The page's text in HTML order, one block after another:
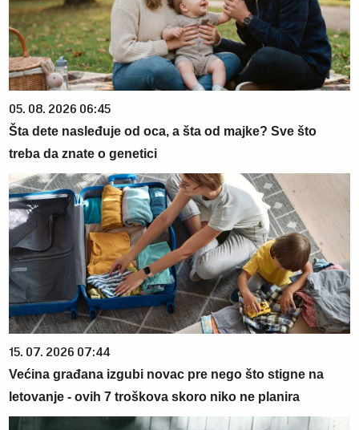
05. 08. 2026 06:45
Šta dete nasleđuje od oca, a šta od majke? Sve što
treba da znate o genetici
15. 07. 2026 07:44
Većina građana izgubi novac pre nego što stigne na
letovanje - ovih 7 troškova skoro niko ne planira